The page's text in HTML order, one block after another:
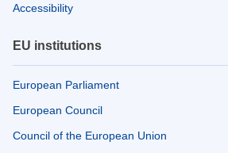
Accessibility
EU institutions
European Parliament
European Council
Council of the European Union